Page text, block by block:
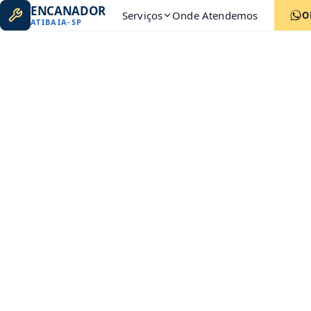
ENCANADOR
ATIBAIA-SP Serviços Onde Atendemos